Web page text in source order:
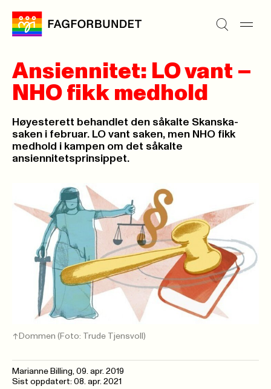
Ansiennitet: LO vant –
NHO fikk medhold
Høyesterett behandlet den såkalte Skanska-
saken i februar. LO vant saken, men NHO fikk
medhold i kampen om det såkalte
ansiennitetsprinsippet.
Dommen (Foto: Trude Tjensvoll)
Marianne Billing, 09. apr. 2019
Sist oppdatert: 08. apr. 2021